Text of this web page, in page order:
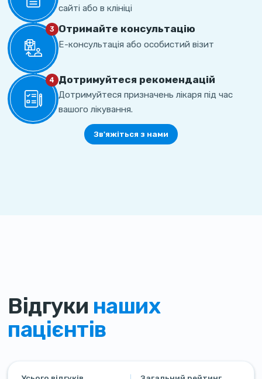
сайті або в клініці
3 Отримайте консультацію
Е-консультація або особистий візит
4 Дотримуйтеся рекомендацій
Дотримуйтеся призначень лікаря під час
вашого лікування.
Зв'яжіться з нами
Відгуки наших
пацієнтів